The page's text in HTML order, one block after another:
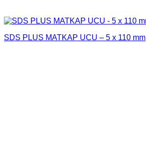
SDS PLUS MATKAP UCU – 5 x 110 mm